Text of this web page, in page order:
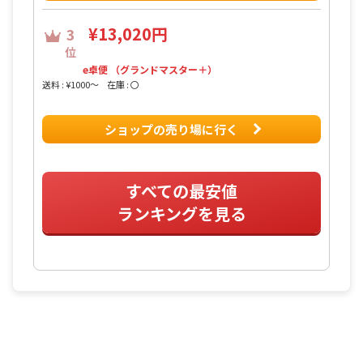
3
位
¥13,020円
e卓便 （グランドマスター＋）
送料 : ¥1000〜 在庫 : 〇
ショップの売り場に行く
すべての最安値
ランキングを見る